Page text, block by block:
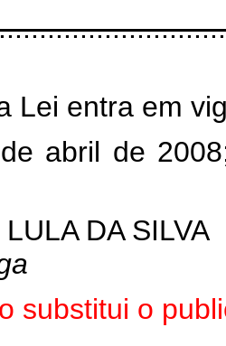
Lei entra em
abril de
DA SILVA
substitui o